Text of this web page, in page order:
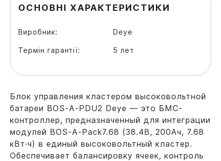
Блок управления кластером высоковольтной
батареи BOS-A-PDU2 Deye — это БМС-
контроллер, предназначенный для интеграции
модулей BOS-A-Pack7.68 (38.4В, 200Ач, 7.68
кВт·ч) в единый высоковольтный кластер.
Обеспечивает балансировку ячеек, контроль
ОСНОВНІ ХАРАКТЕРИСТИКИ
Виробник: Deye
Термін гарантії: 5 лет